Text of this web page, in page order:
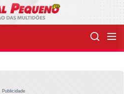
Publicidade